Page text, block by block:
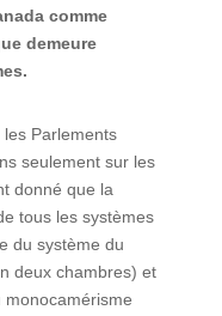
comme
demeure
Parlements
seulement sur les
donné que la
tous les systèmes
du système du
deux chambres) et